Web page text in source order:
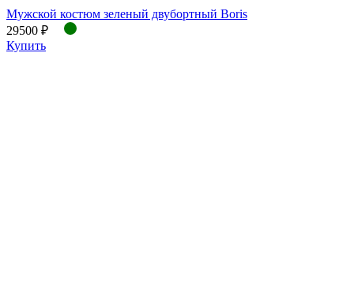
Мужской костюм зеленый двубортный Boris
29500 ₽
Купить